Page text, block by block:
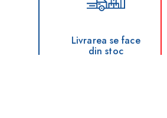
Livrarea se face
din stoc